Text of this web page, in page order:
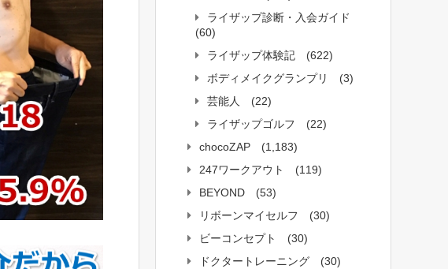
ライザップ診断・入会ガイド
(60)
ライザップ体験記
(622)
ボディメイクグランプリ
(3)
芸能人
(22)
ライザップゴルフ
(22)
chocoZAP
(1,183)
247ワークアウト
(119)
BEYOND
(53)
リボーンマイセルフ
(30)
ビーコンセプト
(30)
ドクタートレーニング
(30)